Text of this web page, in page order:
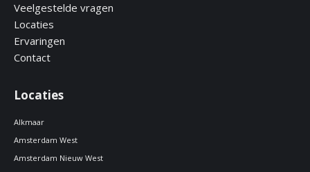
Veelgestelde vragen
Locaties
Ervaringen
Contact
Locaties
Alkmaar
Amsterdam West
Amsterdam Nieuw West